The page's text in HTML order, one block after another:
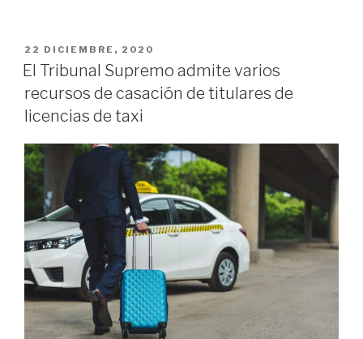
POSTED
ON
22 DICIEMBRE, 2020
El Tribunal Supremo admite varios
recursos de casación de titulares de
licencias de taxi